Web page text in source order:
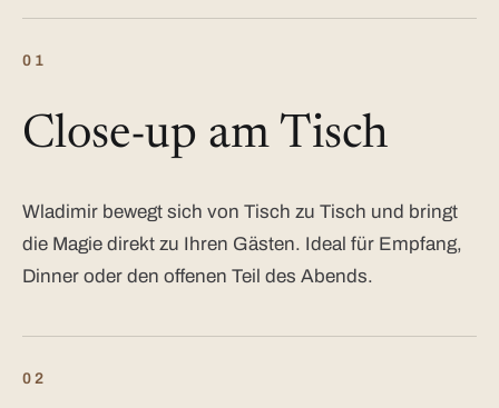
01
Close-up am Tisch
Wladimir bewegt sich von Tisch zu Tisch und bringt
die Magie direkt zu Ihren Gästen. Ideal für Empfang,
Dinner oder den offenen Teil des Abends.
02